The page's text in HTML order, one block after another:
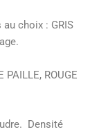
choix : GRIS
ROUGE
Densité